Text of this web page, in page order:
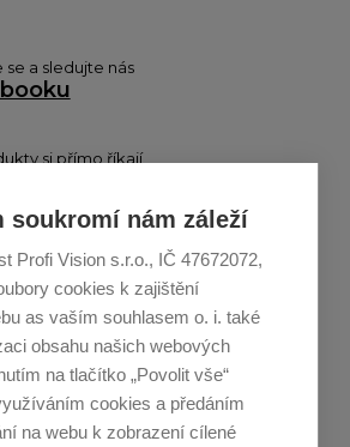
soukromí nám záleží
Profi Vision s.r.o., IČ 47672072,
cookies k zajištění
as vaším souhlasem o. i. také
obsahu našich webových
na tlačítko „Povolit vše“
cookies a předáním
na webu k zobrazení cílené
a sledujte nás
si přímo říkají
píšeme
představujeme